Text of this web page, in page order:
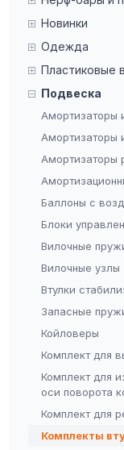
Новинки
Одежда
Пластиковые
Подвеска
Амортизаторы
Амортизаторы
Амортизаторы
Баллоны с
Блоки
Вилочные
Вилочные узлы
Втулки
Запасные
Койловеры
Комплект для
Комплект для
оси поворота
Комплект для
Комплекты